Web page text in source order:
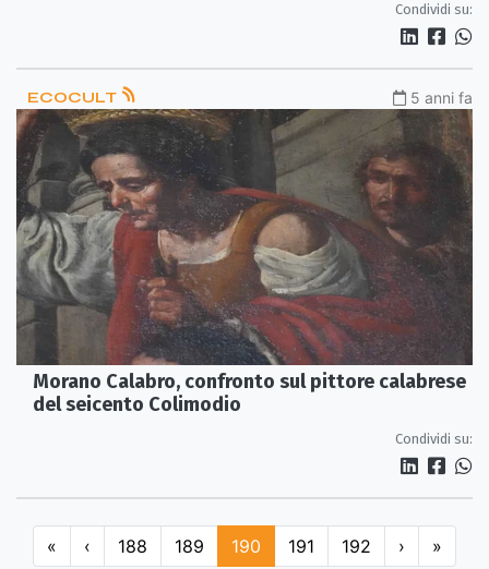
Condividi su:
ECOCULT 5 anni fa
Morano Calabro, confronto sul pittore calabrese
del seicento Colimodio
Condividi su:
« ‹ 188 189 190 191 192 › »